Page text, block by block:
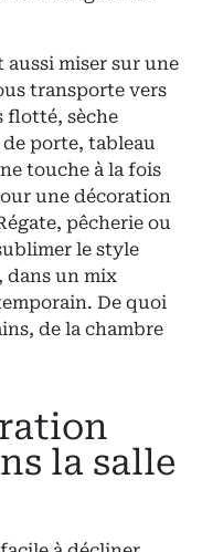
aussi miser sur une
transporte vers
flotté, sèche
porte, tableau
touche à la fois
une décoration
pêcherie ou
le style
dans un mix
De quoi
de la chambre
la salle